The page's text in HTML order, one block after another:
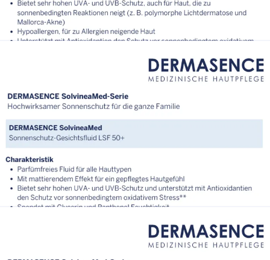
SolvineaMed_Sonnenschutz-Liquid_LSF50+_75ml.png